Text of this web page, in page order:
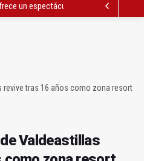
un espectáculo "rompedor" en el
revive tras 16 años como zona resort
Valdeastillas